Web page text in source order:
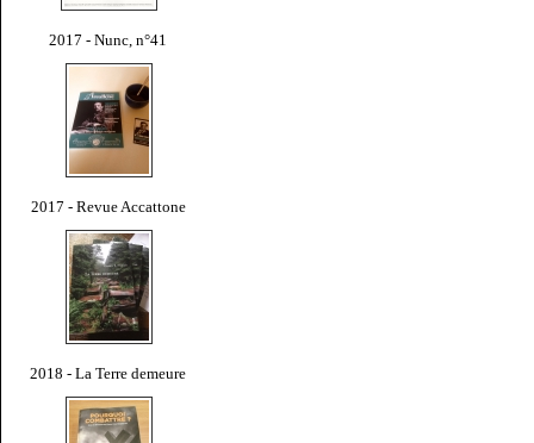
2017 - Nunc, n°41
2017 - Revue Accattone
2018 - La Terre demeure